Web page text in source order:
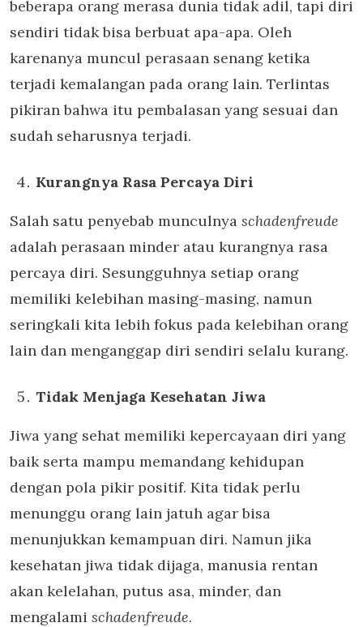
beberapa orang merasa dunia tidak adil, tapi diri
sendiri tidak bisa berbuat apa-apa. Oleh
karenanya muncul perasaan senang ketika
terjadi kemalangan pada orang lain. Terlintas
pikiran bahwa itu pembalasan yang sesuai dan
sudah seharusnya terjadi.
Kurangnya Rasa Percaya Diri
Salah satu penyebab munculnya schadenfreude
adalah perasaan minder atau kurangnya rasa
percaya diri. Sesungguhnya setiap orang
memiliki kelebihan masing-masing, namun
seringkali kita lebih fokus pada kelebihan orang
lain dan menganggap diri sendiri selalu kurang.
Tidak Menjaga Kesehatan Jiwa
Jiwa yang sehat memiliki kepercayaan diri yang
baik serta mampu memandang kehidupan
dengan pola pikir positif. Kita tidak perlu
menunggu orang lain jatuh agar bisa
menunjukkan kemampuan diri. Namun jika
kesehatan jiwa tidak dijaga, manusia rentan
akan kelelahan, putus asa, minder, dan
mengalami schadenfreude.